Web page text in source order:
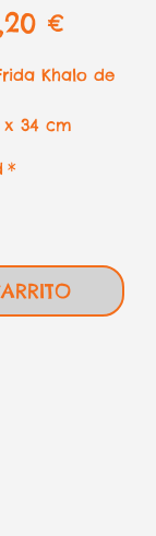
€Precio
oferta
Khalo de
x 34 cm
*